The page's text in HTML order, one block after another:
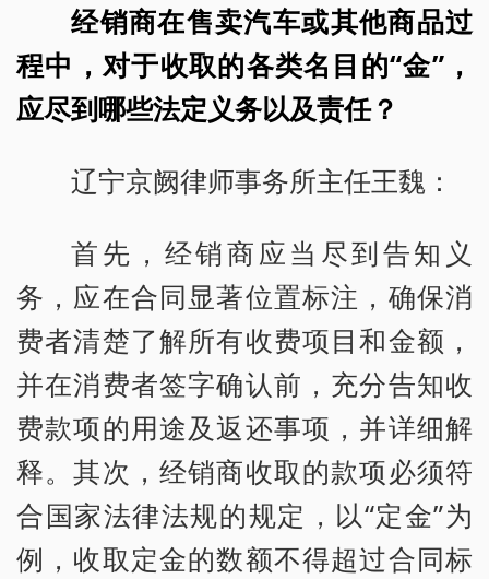
经销商在售卖汽车或其他商品过
程中，对于收取的各类名目的“金”，
应尽到哪些法定义务以及责任？
辽宁京阙律师事务所主任王魏：
首先，经销商应当尽到告知义
务，应在合同显著位置标注，确保消
费者清楚了解所有收费项目和金额，
并在消费者签字确认前，充分告知收
费款项的用途及返还事项，并详细解
释。其次，经销商收取的款项必须符
合国家法律法规的规定，以“定金”为
例，收取定金的数额不得超过合同标